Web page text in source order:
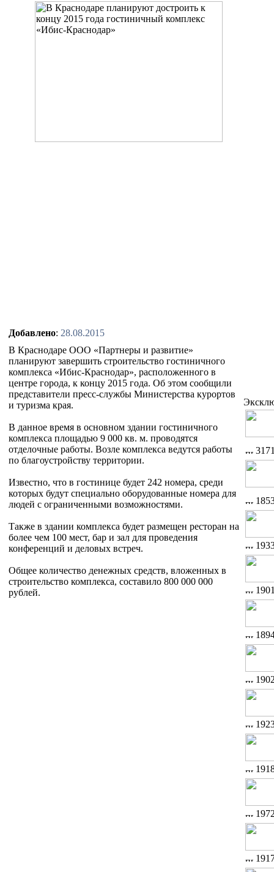
Добавлено: 28.08.2015
В Краснодаре ООО «Партнеры и развитие»
планируют завершить строительство гостиничного
комплекса «Ибис-Краснодар», расположенного в
центре города, к концу 2015 года. Об этом сообщили
представители пресс-службы Министерства курортов
и туризма края.
В данное время в основном здании гостиничного
комплекса площадью 9 000 кв. м. проводятся
отделочные работы. Возле комплекса ведутся работы
по благоустройству территории.
Известно, что в гостинице будет 242 номера, среди
которых будут специально оборудованные номера для
людей с ограниченными возможностями.
Также в здании комплекса будет размещен ресторан на
более чем 100 мест, бар и зал для проведения
конференций и деловых встреч.
Общее количество денежных средств, вложенных в
строительство комплекса, составило 800 000 000
рублей.